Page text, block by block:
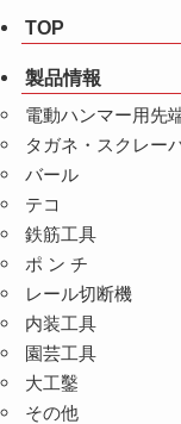
TOP
製品情報
電動ハンマー用先
タガネ・スクレー
バール
テコ
鉄筋工具
ポ ン チ
レール切断機
内装工具
園芸工具
大工鑿
その他